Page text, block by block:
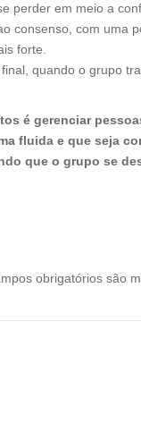
perder em meio a
com uma
forte.
quando o grupo
é gerenciar
fluida e que seja
que o grupo se
obrigatórios são